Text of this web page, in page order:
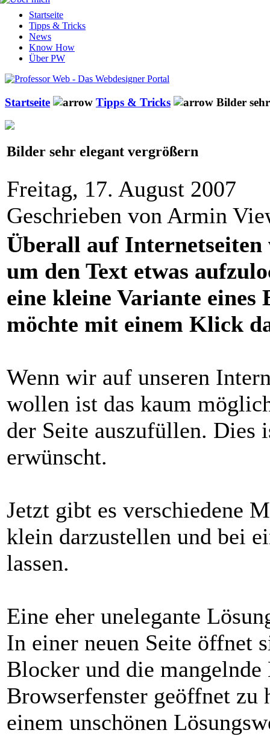
Startseite
Tipps & Tricks
News
Know How
Über PW
Startseite Tipps & Tricks Bilder
Bilder sehr elegant vergrößern
Freitag, 17. August 2007
Geschrieben von Armin
Überall auf Internetseiten
um den Text etwas
eine kleine Variante eines
möchte mit einem Klick
Wenn wir auf unseren
wollen ist das kaum
der Seite auszufüllen. Dies
erwünscht.
Jetzt gibt es verschiedene
klein darzustellen und bei
lassen.
Eine eher unelegante
In einer neuen Seite öffnet
Blocker und die
Browserfenster geöffnet zu
einem unschönen